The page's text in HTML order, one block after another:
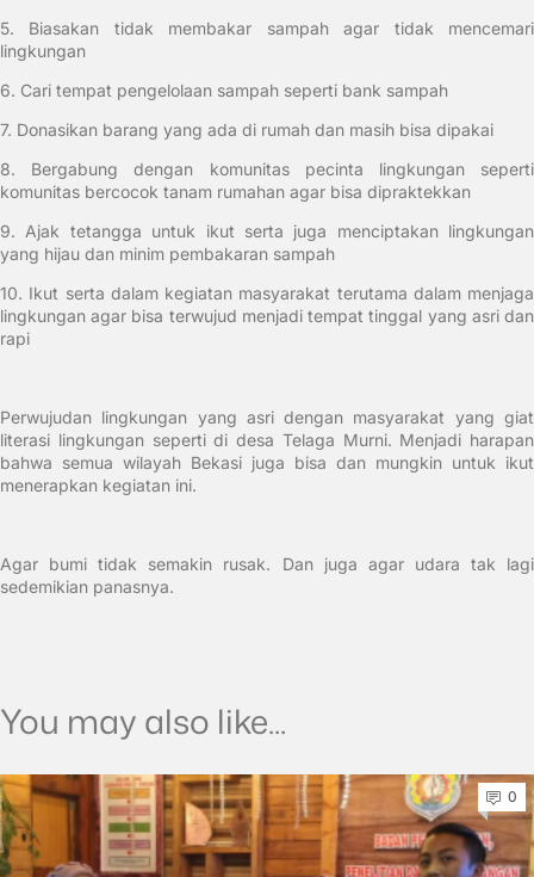
5. Biasakan tidak membakar sampah agar tidak mencemari
lingkungan
6. Cari tempat pengelolaan sampah seperti bank sampah
7. Donasikan barang yang ada di rumah dan masih bisa dipakai
8. Bergabung dengan komunitas pecinta lingkungan seperti
komunitas bercocok tanam rumahan agar bisa dipraktekkan
9. Ajak tetangga untuk ikut serta juga menciptakan lingkungan
yang hijau dan minim pembakaran sampah
10. Ikut serta dalam kegiatan masyarakat terutama dalam menjaga
lingkungan agar bisa terwujud menjadi tempat tinggal yang asri dan
rapi
Perwujudan lingkungan yang asri dengan masyarakat yang giat
literasi lingkungan seperti di desa Telaga Murni. Menjadi harapan
bahwa semua wilayah Bekasi juga bisa dan mungkin untuk ikut
menerapkan kegiatan ini.
Agar bumi tidak semakin rusak. Dan juga agar udara tak lagi
sedemikian panasnya.
You may also like...
0